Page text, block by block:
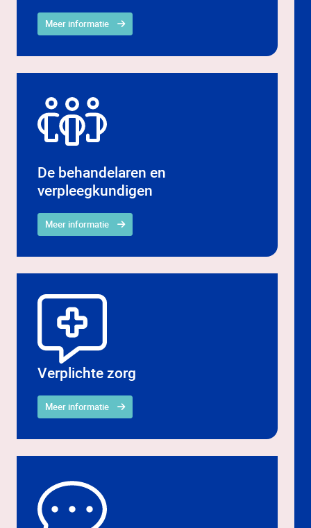
Meer informatie
De behandelaren en
verpleegkundigen
Meer informatie
Verplichte zorg
Meer informatie